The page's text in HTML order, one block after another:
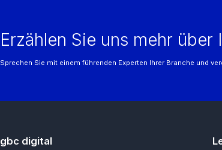
Erzählen Sie uns mehr
Sprechen Sie mit einem führenden Experten Ihrer Branche und
gbc digital